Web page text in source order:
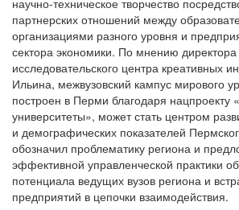
научно-техническое творчество
партнерских отношений между
организациями разного уровня и
сектора экономики. По мнению
исследовательского центра креативных
Ильина, межвузовский кампус мирового
построен в Перми благодаря нацпроекту
университеты», может стать центром
и демографических показателей
обозначил проблематику региона и
эффективной управленческой практики
потенциала ведущих вузов региона и
предприятий в цепочки взаимодействия.